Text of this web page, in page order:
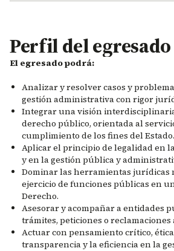
Perfil del egresado
El egresado podrá:
Analizar y resolver casos y
gestión administrativa con rigor
Integrar una visión
derecho público, orientada al
cumplimiento de los fines del Estado.
Aplicar el principio de legalidad en
y en la gestión pública y
Dominar las herramientas jurídicas
ejercicio de funciones públicas en
Derecho.
Asesorar y acompañar a entidades
trámites, peticiones o reclamaciones
Actuar con pensamiento crítico,
transparencia y la eficiencia en la